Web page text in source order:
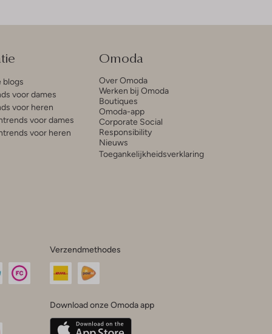
blogs
voor dames
voor heren
voor dames
voor heren
Omoda
Over Omoda
Werken bij Omoda
Boutiques
Omoda-app
Corporate Social
Responsibility
Nieuws
Toegankelijkheidsverklaring
Verzendmethodes
Download onze Omoda app